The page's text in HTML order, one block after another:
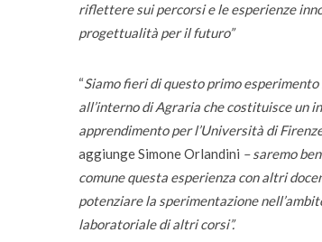
riflettere sui percorsi e le esperienze
progettualità per il futuro”
“Siamo fieri di questo primo
all’interno di Agraria che costituisce un
apprendimento per l’Università di
aggiunge Simone Orlandini – saremo
comune questa esperienza con altri
potenziare la sperimentazione
laboratoriale di altri corsi”.